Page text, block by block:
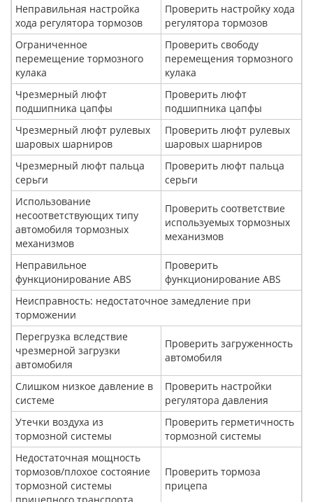
Неправильная настройка
хода регулятора тормозов
Проверить настройку хода
регулятора тормозов
Ограниченное
перемещение тормозного
кулака
Проверить свободу
перемещения тормозного
кулака
Чрезмерный люфт
подшипника цапфы
Проверить люфт
подшипника цапфы
Чрезмерный люфт рулевых
шаровых шарниров
Проверить люфт рулевых
шаровых шарниров
Чрезмерный люфт пальца
серьги
Проверить люфт пальца
серьги
Использование
несоответствующих типу
автомобиля тормозных
механизмов
Проверить соответствие
используемых тормозных
механизмов
Неправильное
функционирование ABS
Проверить
функционирование ABS
Неисправность: недостаточное замедление при
торможении
Перегрузка вследствие
чрезмерной загрузки
автомобиля
Проверить загруженность
автомобиля
Слишком низкое давление в
системе
Проверить настройки
регулятора давления
Утечки воздуха из
тормозной системы
Проверить герметичность
тормозной системы
Недостаточная мощность
тормозов/плохое состояние
тормозной системы
Проверить тормоза
прицепа